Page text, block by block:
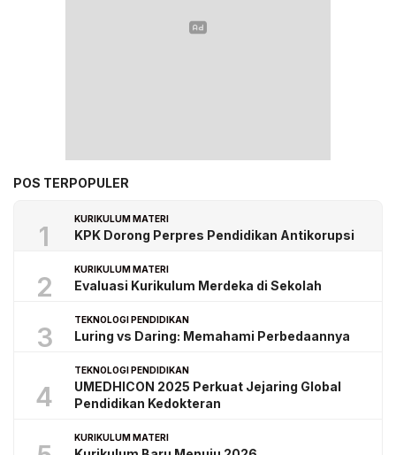
POS TERPOPULER
1
KURIKULUM MATERI
KPK Dorong Perpres Pendidikan Antikorupsi
2
KURIKULUM MATERI
Evaluasi Kurikulum Merdeka di Sekolah
3
TEKNOLOGI PENDIDIKAN
Luring vs Daring: Memahami Perbedaannya
4
TEKNOLOGI PENDIDIKAN
UMEDHICON 2025 Perkuat Jejaring Global
Pendidikan Kedokteran
KURIKULUM MATERI